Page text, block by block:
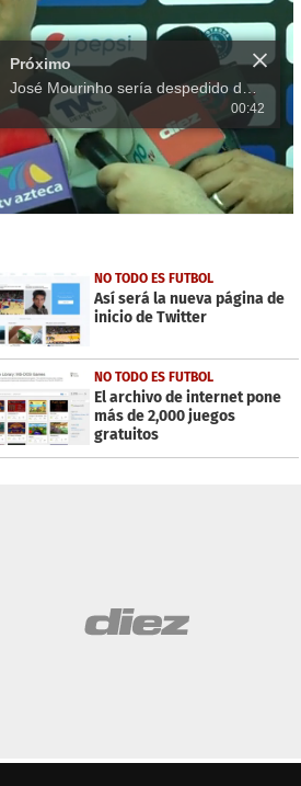
Próximo
José Mourinho sería despedido del Manchester United aunque gane
00:42
NO TODO ES FUTBOL
Así será la nueva página de
inicio de Twitter
NO TODO ES FUTBOL
El archivo de internet pone
más de 2,000 juegos
gratuitos